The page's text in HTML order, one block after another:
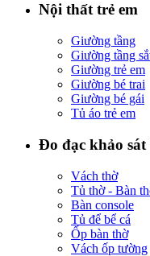
Nội thất trẻ em
Giường tầng
Giường tầng
Giường trẻ em
Giường bé trai
Giường bé gái
Tủ áo trẻ em
Đo đạc khảo sát
Vách thờ
Tủ thờ - Bàn
Bàn console
Tủ để bể cá
Ốp bàn thờ
Vách ốp tường